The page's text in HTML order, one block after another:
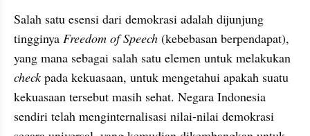
Salah satu esensi dari demokrasi adalah dijunjung
tingginya Freedom of Speech (kebebasan berpendapat),
check pada kekuasaan, untuk mengetahui apakah suatu
kekuasaan tersebut masih sehat. Negara Indonesia
sendiri telah menginternalisasi nilai-nilai demokrasi